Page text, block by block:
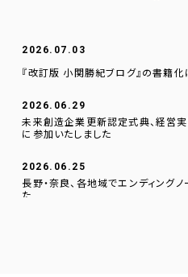
2026.07.03
『改訂版 小関勝紀ブログ』の書籍
2026.06.29
未来創造企業更新認定式典、経営
に参加いたしました
2026.06.25
長野・奈良、各地域でエンディング
た